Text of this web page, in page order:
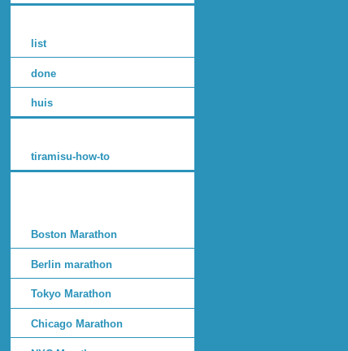
list
done
huis
tiramisu-how-to
Boston Marathon
Berlin marathon
Tokyo Marathon
Chicago Marathon